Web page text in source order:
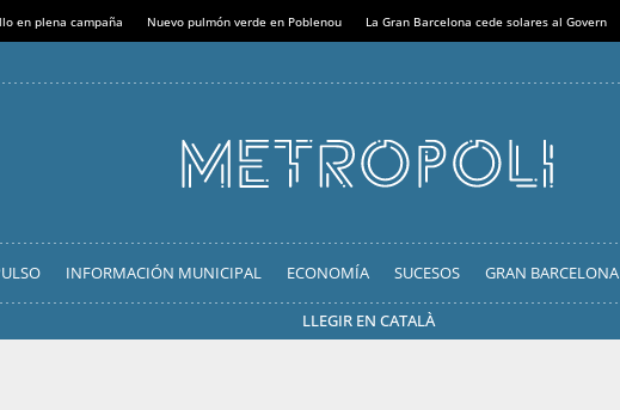
en plena campaña Nuevo pulmón verde en Poblenou La Gran Barcelona cede solares al Govern
INFORMACIÓN MUNICIPAL ECONOMÍA SUCESOS GRAN BARCELONA
LLEGIR EN CATALÀ